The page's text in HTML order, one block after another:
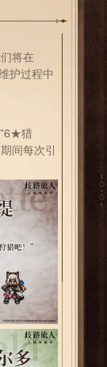
将在
护过程中
猎
间每次引